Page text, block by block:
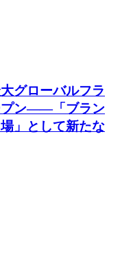
グローバルフラ
プン――「ブラン
」として新たな